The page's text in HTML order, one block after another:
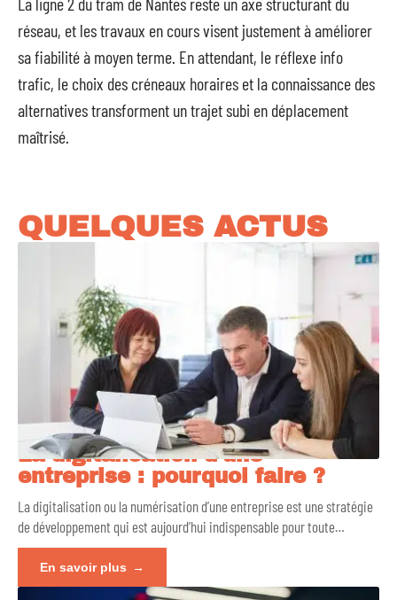
réseau, et les travaux en cours visent justement à améliorer
sa fiabilité à moyen terme. En attendant, le réflexe info
trafic, le choix des créneaux horaires et la connaissance des
alternatives transforment un trajet subi en déplacement
maîtrisé.
QUELQUES ACTUS
La digitalisation d’une
entreprise : pourquoi faire ?
La digitalisation ou la numérisation d’une entreprise est une stratégie
de développement qui est aujourd’hui indispensable pour toute…
En savoir plus